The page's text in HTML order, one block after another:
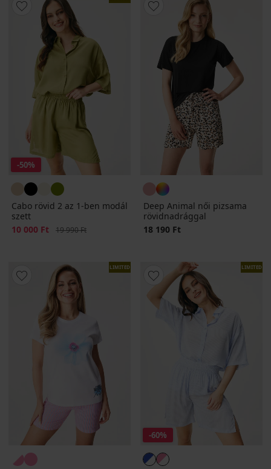
-50%
Cabo rövid 2 az 1-ben modál
szett
Kedvezmény
10 000 Ft Eredeti ár
19 990 Ft
Deep Animal női pizsama
rövidnadrággal
18 190 Ft
LIMITED LIMITED
-60%